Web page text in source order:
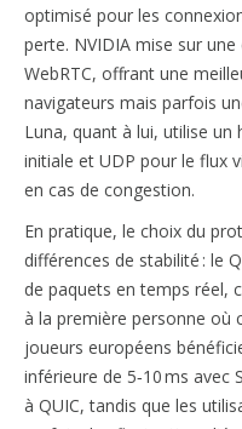
optimisé pour les
perte. NVIDIA mise sur
WebRTC, offrant une
navigateurs mais parfois
Luna, quant à lui, utilise un
initiale et UDP pour le flux
en cas de congestion.
En pratique, le choix du
différences de stabilité : le
de paquets en temps réel,
à la première personne où
joueurs européens
inférieure de 5‑10 ms avec
à QUIC, tandis que les